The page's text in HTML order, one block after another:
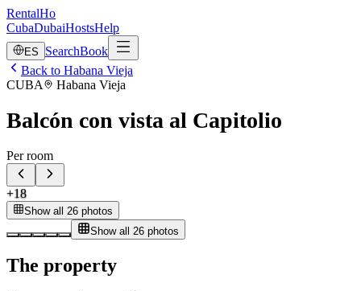
RentalHo
CubaDubaiHostsHelp
ES SearchBook
Back to Habana Vieja
CUBA
Habana Vieja
Balcón con vista al Capitolio
Per room
+18
Show all 26 photos
Show all 26 photos
The property